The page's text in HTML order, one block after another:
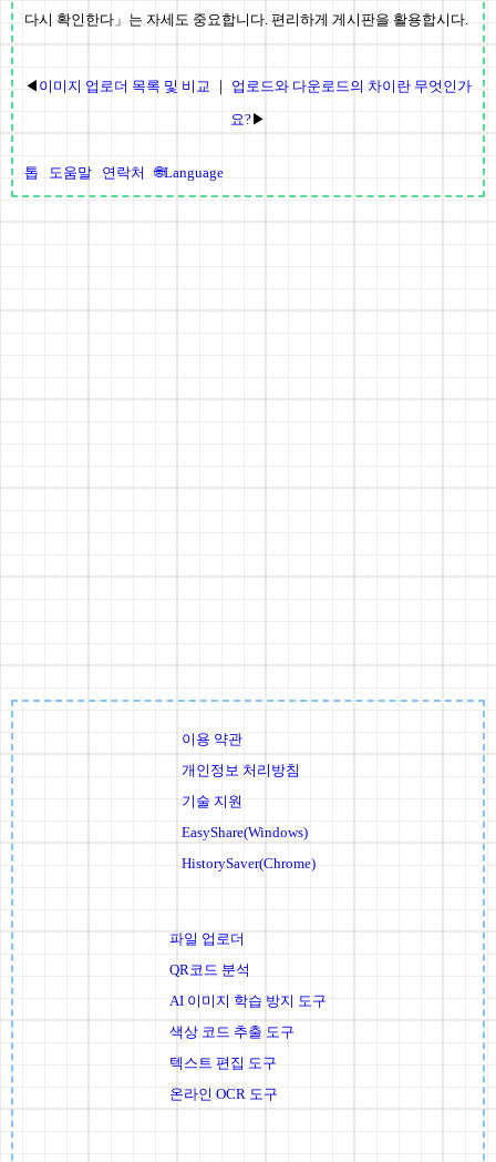
다시 확인한다」는 자세도 중요합니다. 편리하게 게시판을 활용합시다.
◀ 이미지 업로더 목록 및 비교 ｜ 업로드와 다운로드의 차이란 무엇인가
요?▶
톱 도움말 연락처 🌐Language
이용 약관
개인정보 처리방침
기술 지원
EasyShare(Windows)
HistorySaver(Chrome)
파일 업로더
QR코드 분석
AI 이미지 학습 방지 도구
색상 코드 추출 도구
텍스트 편집 도구
온라인 OCR 도구